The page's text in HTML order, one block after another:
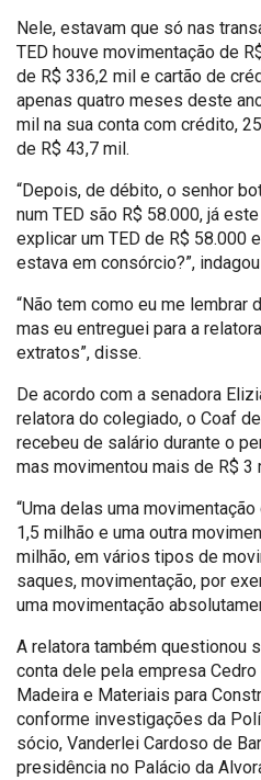
Nele, estavam que só nas
TED houve movimentação de
de R$ 336,2 mil e cartão de
apenas quatro meses deste
mil na sua conta com crédito,
de R$ 43,7 mil.
“Depois, de débito, o senhor
num TED são R$ 58.000, já
explicar um TED de R$ 58.000
estava em consórcio?”,
“Não tem como eu me lembrar
mas eu entreguei para a
extratos”, disse.
De acordo com a senadora
relatora do colegiado, o Coaf
recebeu de salário durante o
mas movimentou mais de R$ 3
“Uma delas uma
1,5 milhão e uma outra
milhão, em vários tipos de
saques, movimentação, por
uma movimentação
A relatora também questionou
conta dele pela empresa
Madeira e Materiais para
conforme investigações da
sócio, Vanderlei Cardoso de
presidência no Palácio da